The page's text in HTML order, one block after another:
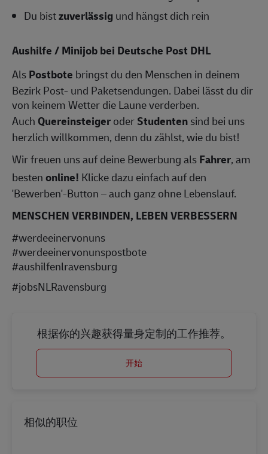
Du bistzuverlässigund hängst dich rein
Aushilfe / Minijob bei Deutsche Post DHL
AlsPostbote bringst du den Menschen in deinem
Bezirk Post- und Paketsendungen. Dabei lässt du dir
von keinem Wetter die Laune verderben.
Auch QuereinsteigeroderStudentensind bei uns
herzlich willkommen, denn du zählst, wie du bist!
Wir freuen uns auf deine Bewerbung alsFahrer, am
bestenonline! Klicke dazu einfach auf den
'Bewerben'-Button – auch ganz ohne Lebenslauf.
MENSCHEN VERBINDEN, LEBEN VERBESSERN
#werdeeinervonuns
#werdeeinervonunspostbote
#aushilfenlravensburg
#jobsNLRavensburg
根据你的兴趣获得量身定制的工作推荐。
开始
相似的职位